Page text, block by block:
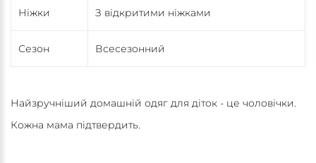
Ніжки З відкритими ніжками
Сезон Всесезонний
Найзручніший домашній одяг для діток - це чоловічки.
Кожна мама підтвердить.